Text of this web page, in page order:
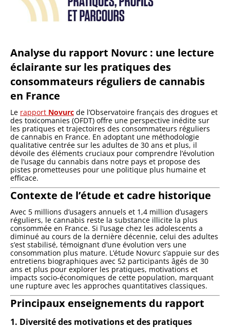
Analyse du rapport Novurc : une lecture
éclairante sur les pratiques des
consommateurs réguliers de cannabis
en France
Le rapport Novurc de l’Observatoire français des drogues et
des toxicomanies (OFDT) offre une perspective inédite sur
les pratiques et trajectoires des consommateurs réguliers
de cannabis en France. En adoptant une méthodologie
qualitative centrée sur les adultes de 30 ans et plus, il
dévoile des éléments cruciaux pour comprendre l’évolution
de l’usage du cannabis dans notre pays et propose des
pistes prometteuses pour une politique plus humaine et
efficace.
Contexte de l’étude et cadre historique
Avec 5 millions d’usagers annuels et 1,4 million d’usagers
réguliers, le cannabis reste la substance illicite la plus
consommée en France. Si l’usage chez les adolescents a
diminué au cours de la dernière décennie, celui des adultes
s’est stabilisé, témoignant d’une évolution vers une
consommation plus mature. L’étude Novurc s’appuie sur des
entretiens biographiques avec 52 participants âgés de 30
ans et plus pour explorer les pratiques, motivations et
impacts socio-économiques de cette population, marquant
une rupture avec les approches quantitatives classiques.
Principaux enseignements du rapport
1. Diversité des motivations et des pratiques